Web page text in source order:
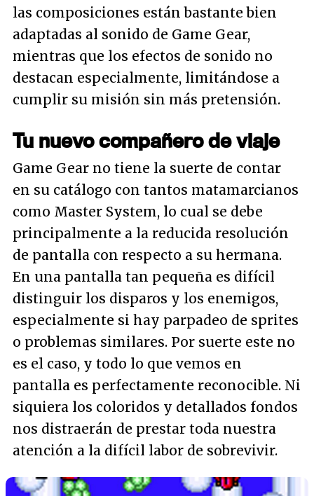
las composiciones están bastante bien
adaptadas al sonido de Game Gear,
mientras que los efectos de sonido no
destacan especialmente, limitándose a
cumplir su misión sin más pretensión.
Tu nuevo compañero de viaje
Game Gear no tiene la suerte de contar
en su catálogo con tantos matamarcianos
como Master System, lo cual se debe
principalmente a la reducida resolución
de pantalla con respecto a su hermana.
En una pantalla tan pequeña es difícil
distinguir los disparos y los enemigos,
especialmente si hay parpadeo de sprites
o problemas similares. Por suerte este no
es el caso, y todo lo que vemos en
pantalla es perfectamente reconocible. Ni
siquiera los coloridos y detallados fondos
nos distraerán de prestar toda nuestra
atención a la difícil labor de sobrevivir.